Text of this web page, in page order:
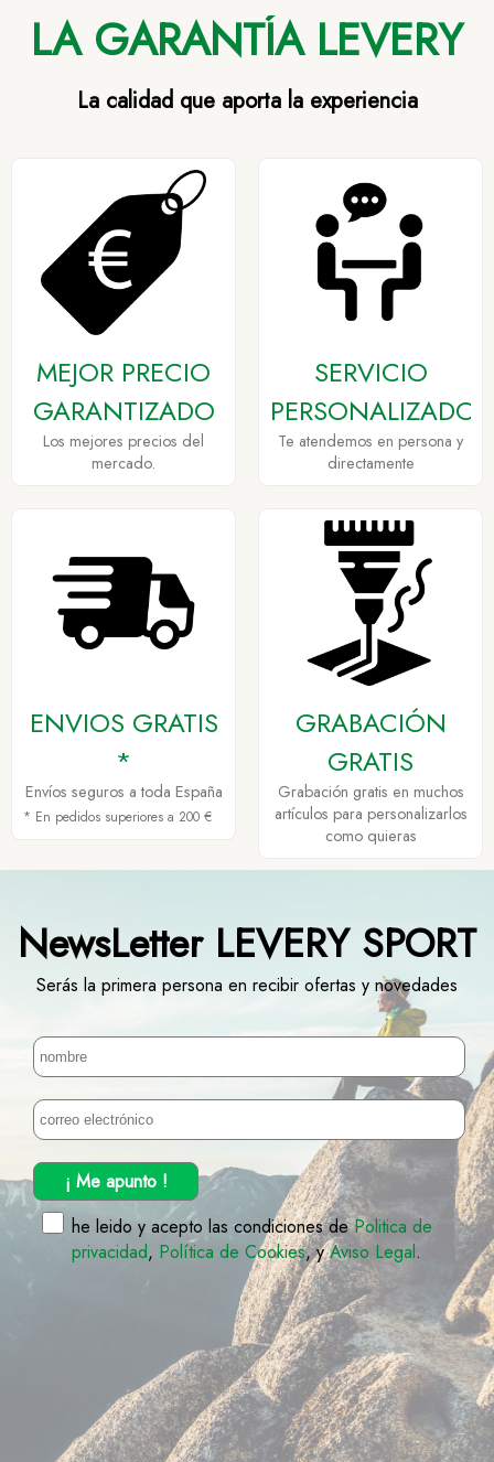
LA GARANTÍA LEVERY
La calidad que aporta la experiencia
MEJOR PRECIO
GARANTIZADO
Los mejores precios del
mercado.
SERVICIO
PERSONALIZADO
Te atendemos en persona y
directamente
ENVIOS GRATIS
*
Envíos seguros a toda España
* En pedidos superiores a 200 €
GRABACIÓN
GRATIS
Grabación gratis en muchos
artículos para personalizarlos
como quieras
NewsLetter LEVERY SPORT
Serás la primera persona en recibir ofertas y novedades
¡ Me apunto !
he leido y acepto las condiciones dePolitica de
privacidad, Política de Cookies, yAviso Legal.